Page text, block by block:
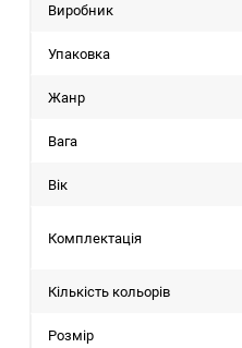
Виробник
Упаковка
Жанр
Вага
Вік
Комплектація
Кількість кольорів
Розмір